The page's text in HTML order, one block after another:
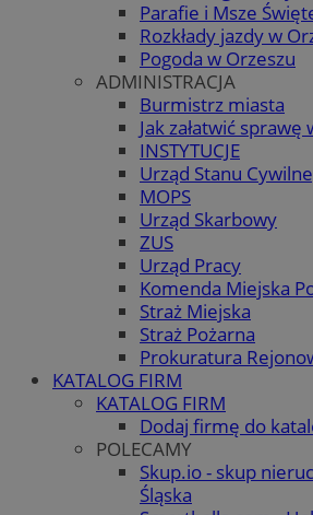
Parafie i Msze
Rozkłady jazdy w
Pogoda w Orzeszu
ADMINISTRACJA
Burmistrz miasta
Jak załatwić
INSTYTUCJE
Urząd Stanu
MOPS
Urząd Skarbowy
ZUS
Urząd Pracy
Komenda Miejska
Straż Miejska
Straż Pożarna
Prokuratura
KATALOG FIRM
KATALOG FIRM
Dodaj firmę do
POLECAMY
Skup.io - skup
Śląska